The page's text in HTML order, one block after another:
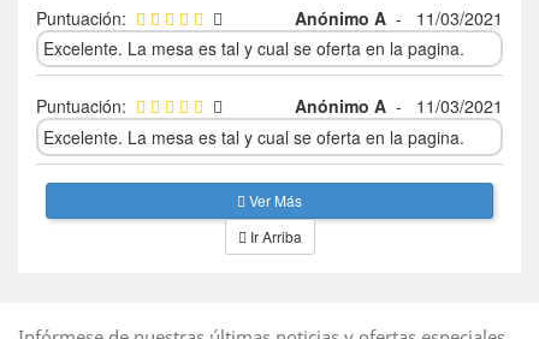
Puntuación: Anónimo A -
11/03/2021
Excelente. La mesa es tal y cual se oferta en la pagina.
Puntuación: Anónimo A -
11/03/2021
Excelente. La mesa es tal y cual se oferta en la pagina.
Ver Más
Ir Arriba